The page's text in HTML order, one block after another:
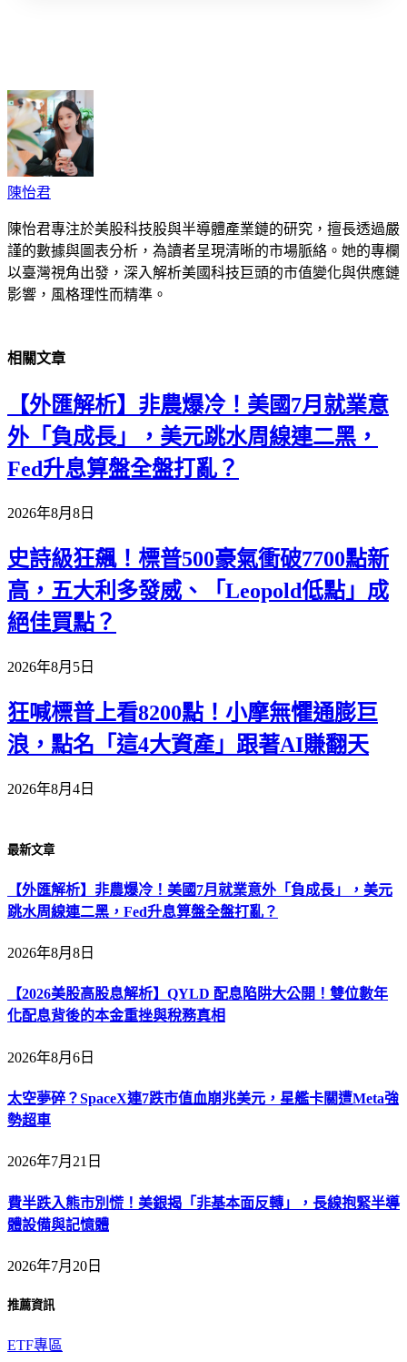
陳怡君
陳怡君專注於美股科技股與半導體產業鏈的研究，擅長透過嚴
謹的數據與圖表分析，為讀者呈現清晰的市場脈絡。她的專欄
以臺灣視角出發，深入解析美國科技巨頭的市值變化與供應鏈
影響，風格理性而精準。
相關文章
【外匯解析】非農爆冷！美國7月就業意
外「負成長」，美元跳水周線連二黑，
Fed升息算盤全盤打亂？
2026年8月8日
史詩級狂飆！標普500豪氣衝破7700點新
高，五大利多發威、「Leopold低點」成
絕佳買點？
2026年8月5日
狂喊標普上看8200點！小摩無懼通膨巨
浪，點名「這4大資產」跟著AI賺翻天
2026年8月4日
最新文章
【外匯解析】非農爆冷！美國7月就業意外「負成長」，美元
跳水周線連二黑，Fed升息算盤全盤打亂？
2026年8月8日
【2026美股高股息解析】QYLD 配息陷阱大公開！雙位數年
化配息背後的本金重挫與稅務真相
2026年8月6日
太空夢碎？SpaceX連7跌市值血崩兆美元，星艦卡關遭Meta強
勢超車
2026年7月21日
費半跌入熊市別慌！美銀揭「非基本面反轉」，長線抱緊半導
體設備與記憶體
2026年7月20日
推薦資訊
ETF專區